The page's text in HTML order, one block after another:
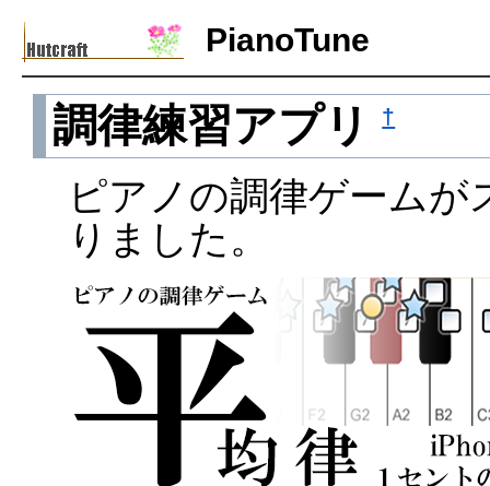
PianoTune
調律練習アプリ†
ピアノの調律ゲーム
りました。